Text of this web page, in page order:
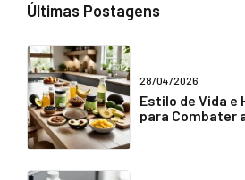
Últimas Postagens
28/04/2026
Estilo de Vida e
para Combater